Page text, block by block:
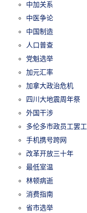
中加关系
中医争论
中国制造
人口普查
党魁选举
加元汇率
加拿大政治危机
四川大地震周年祭
外国干涉
多伦多市政员工罢工
手机携号跨网
改革开放三十年
最低室温
林顿病逝
消费指南
省市选举